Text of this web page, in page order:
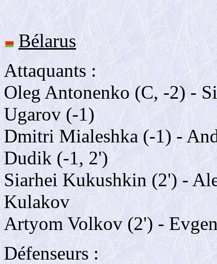
Bélarus
Attaquants :
Oleg Antonenko (C, -2) -
Ugarov (-1)
Dmitri Mialeshka (-1) -
Dudik (-1, 2')
Siarhei Kukushkin (2') -
Kulakov
Artyom Volkov (2') -
Défenseurs :